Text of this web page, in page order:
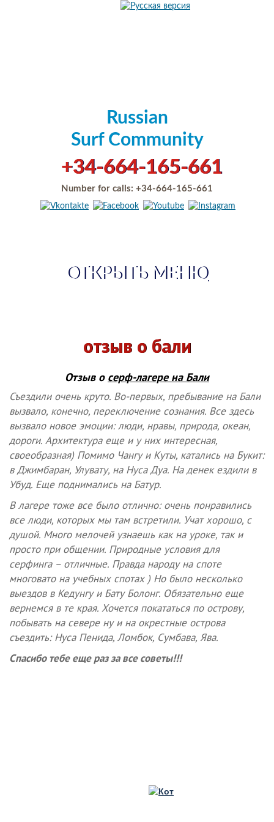
Russian
Surf Community
+34-664-165-661
Number for calls: +34-664-165-661
ОТКРЫТЬ МЕНЮ
отзыв о бали
Отзыв о серф-лагере на Бали
Съездили очень круто. Во-первых, пребывание на Бали
вызвало, конечно, переключение сознания. Все здесь
вызвало новое эмоции: люди, нравы, природа, океан,
дороги. Архитектура еще и у них интересная,
своеобразная) Помимо Чангу и Куты, катались на Букит:
в Джимбаран, Улувату, на Нуса Дуа. На денек ездили в
Убуд. Еще поднимались на Батур.
В лагере тоже все было отлично: очень понравились
все люди, которых мы там встретили. Учат хорошо, с
душой. Много мелочей узнаешь как на уроке, так и
просто при общении. Природные условия для
серфинга – отличные. Правда народу на споте
многовато на учебных спотах ) Но было несколько
выездов в Кедунгу и Бату Болонг. Обязательно еще
вернемся в те края. Хочется покататься по острову,
побывать на севере ну и на окрестные острова
съездить: Нуса Пенида, Ломбок, Сумбава, Ява.
Спасибо тебе еще раз за все советы!!!